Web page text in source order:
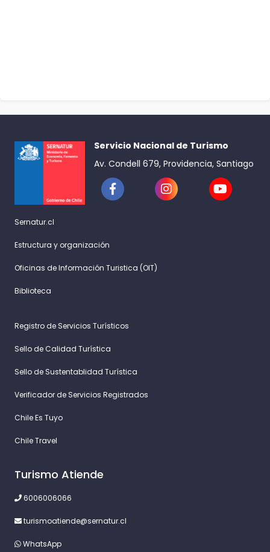
Servicio Nacional de Turismo
Av. Condell 679, Providencia, Santiago
Sernatur.cl
Estructura y organización
Oficinas de Información Turistica (OIT)
Biblioteca
Registro de Servicios Turísticos
Sello de Calidad Turística
Sello de Sustentablidad Turística
Verificador de Servicios Registrados
Chile Es Tuyo
Chile Travel
Turismo Atiende
6006006066
turismoatiende@sernatur.cl
WhatsApp